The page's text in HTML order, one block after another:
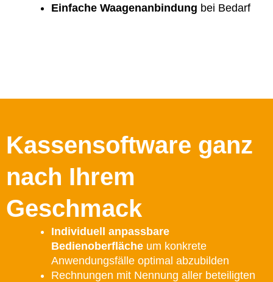
Einfache Waagenanbindung bei Bedarf
Kassensoftware ganz
nach Ihrem
Geschmack
Individuell anpassbare
Bedienoberfläche um konkrete
Anwendungsfälle optimal abzubilden
Rechnungen mit Nennung aller beteiligten